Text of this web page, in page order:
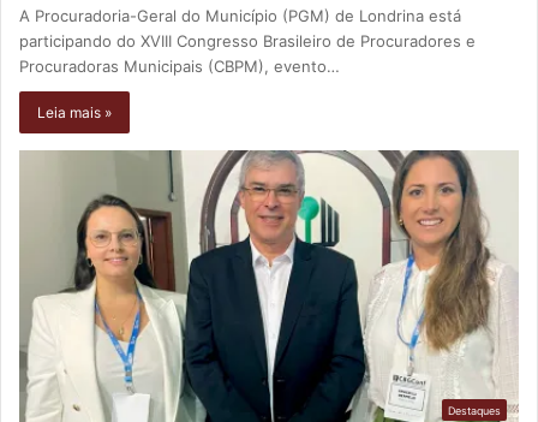
A Procuradoria-Geral do Município (PGM) de Londrina está
participando do XVIII Congresso Brasileiro de Procuradores e
Procuradoras Municipais (CBPM), evento…
Leia mais »
Destaques